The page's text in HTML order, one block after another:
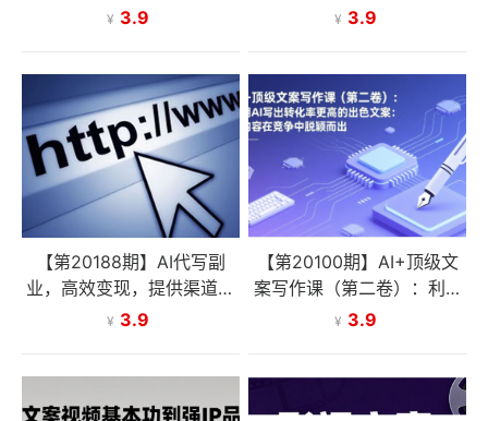
+，长期打法，新手也能上
¥ 3.9
写完就能过稿，让写作变现
¥ 3.9
【第20188期】AI代写副
业，高效变现，提供渠道，
永不失业副业兼职 全职月入
¥ 3.9
【第20100期】AI+顶级文
案写作课（第二卷）：利用
AI写出转化率更高的出色文
¥ 3.9